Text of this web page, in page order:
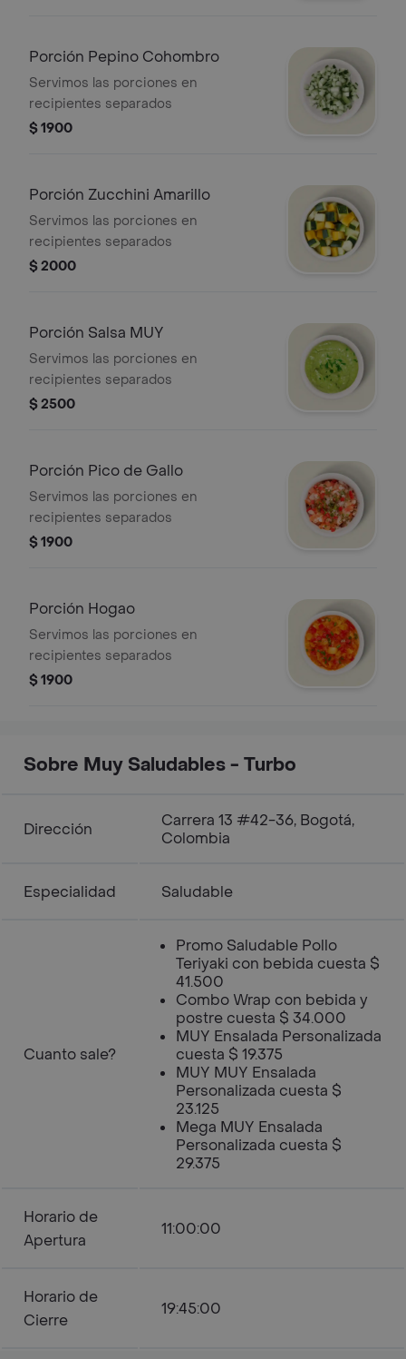
Porción Pepino Cohombro
Servimos las porciones en
recipientes separados
$ 1900
Porción Zucchini Amarillo
Servimos las porciones en
recipientes separados
$ 2000
Porción Salsa MUY
Servimos las porciones en
recipientes separados
$ 2500
Porción Pico de Gallo
Servimos las porciones en
recipientes separados
$ 1900
Porción Hogao
Servimos las porciones en
recipientes separados
$ 1900
Sobre Muy Saludables - Turbo
Dirección
Carrera 13 #42-36, Bogotá,
Colombia
Especialidad Saludable
Cuanto sale?
Promo Saludable Pollo
Teriyaki con bebida cuesta $
41.500
Combo Wrap con bebida y
postre cuesta $ 34.000
MUY Ensalada Personalizada
cuesta $ 19.375
MUY MUY Ensalada
Personalizada cuesta $
23.125
Mega MUY Ensalada
Personalizada cuesta $
29.375
Horario de
Apertura
11:00:00
Horario de
Cierre
19:45:00